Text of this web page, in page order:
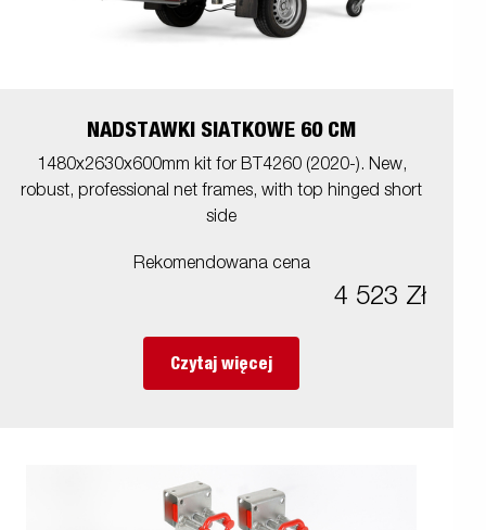
NADSTAWKI SIATKOWE 60 CM
1480x2630x600mm kit for BT4260 (2020-). New,
robust, professional net frames, with top hinged short
side
Rekomendowana cena
4 523 Zł
Czytaj więcej